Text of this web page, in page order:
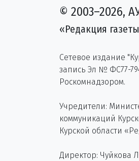
© 2003–2026,
«Редакция
Сетевое издание
запись Эл № ФС77-
Роскомнадзором.
Учредители:
коммуникаций
Курской области
Директор: Чуйкова